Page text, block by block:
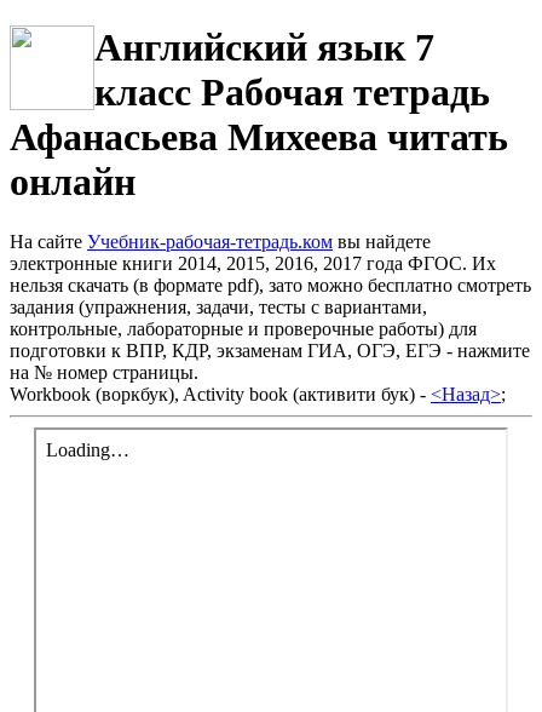
Английский язык 7
класс Рабочая тетрадь
Афанасьева Михеева читать
онлайн
На сайте Учебник-рабочая-тетрадь.ком вы найдете
электронные книги 2014, 2015, 2016, 2017 года ФГОС. Их
нельзя скачать (в формате pdf), зато можно бесплатно смотреть
задания (упражнения, задачи, тесты с вариантами,
контрольные, лабораторные и проверочные работы) для
подготовки к ВПР, КДР, экзаменам ГИА, ОГЭ, ЕГЭ - нажмите
на № номер страницы.
Workbook (воркбук), Activity book (активити бук) - <Назад>;